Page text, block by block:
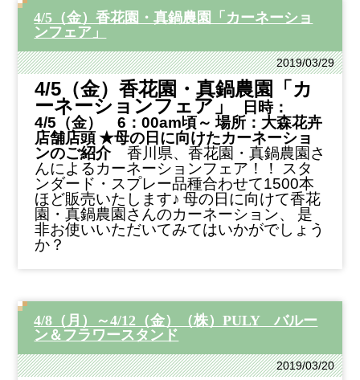
4/5（金）香花園・真鍋農園「カーネーショ
ンフェア」
2019/03/29
4/5（金）香花園・真鍋農園「カ
ーネーションフェア」
日時：
4/5（金） 6：00am頃～ 場所：大森花卉
店舗店頭 ★母の日に向けたカーネーショ
ンのご紹介
香川県、香花園・真鍋農園さ
んによるカーネーションフェア！！
スタ
ンダード・スプレー品種合わせて1500本
ほど販売いたします♪ 母の日に向けて香花
園・真鍋農園さんのカーネーション、
是
非お使いいただいてみてはいかがでしょう
か？
4/8（月）～4/12（金）（株）PULY バルー
ン＆フラワースタンド
2019/03/20